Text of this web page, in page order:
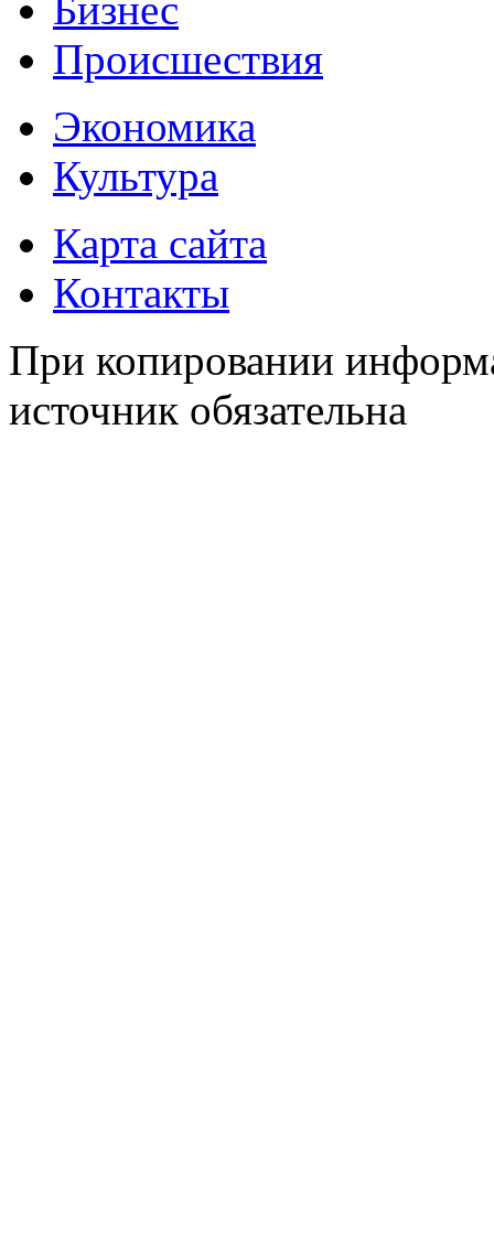
Происшествия
Экономика
Культура
Карта сайта
Контакты
При копировании
источник обязательна